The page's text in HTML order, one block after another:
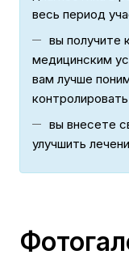
весь период
вы получите
медицинским
вам лучше
вы внесете
улучшить